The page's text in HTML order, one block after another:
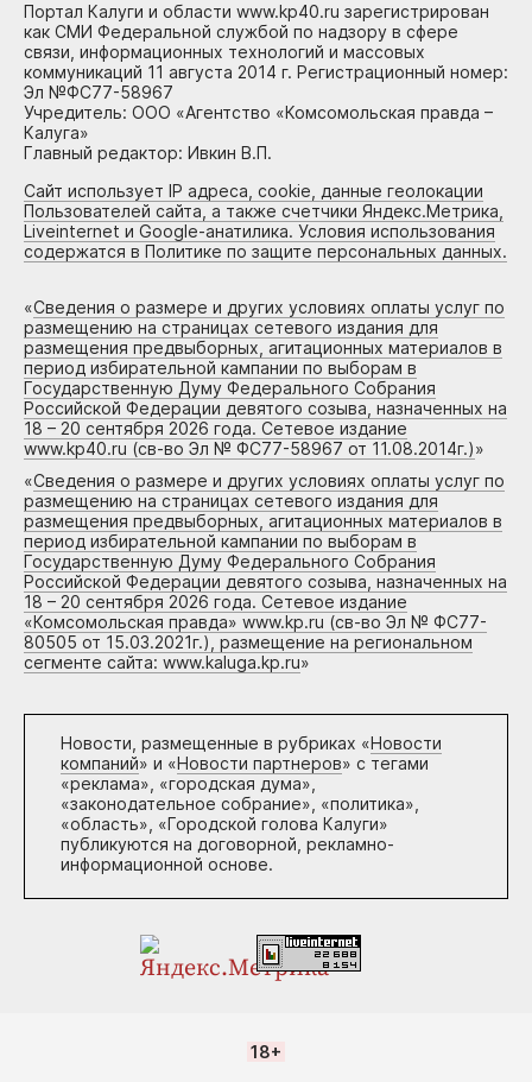
Портал Калуги и области www.kp40.ru зарегистрирован
как СМИ Федеральной службой по надзору в сфере
связи, информационных технологий и массовых
коммуникаций 11 августа 2014 г. Регистрационный номер:
Эл №ФС77-58967
Учредитель: ООО «Агентство «Комсомольская правда –
Калуга»
Главный редактор: Ивкин В.П.
Сайт использует IP адреса, cookie, данные геолокации
Пользователей сайта, а также счетчики Яндекс.Метрика,
Liveinternet и Google-анатилика. Условия использования
содержатся в Политике по защите персональных данных.
«Сведения о размере и других условиях оплаты услуг по
размещению на страницах сетевого издания для
размещения предвыборных, агитационных материалов в
период избирательной кампании по выборам в
Государственную Думу Федерального Собрания
Российской Федерации девятого созыва, назначенных на
18 – 20 сентября 2026 года. Сетевое издание
www.kp40.ru (св-во Эл № ФС77-58967 от 11.08.2014г.)»
«Сведения о размере и других условиях оплаты услуг по
размещению на страницах сетевого издания для
размещения предвыборных, агитационных материалов в
период избирательной кампании по выборам в
Государственную Думу Федерального Собрания
Российской Федерации девятого созыва, назначенных на
18 – 20 сентября 2026 года. Сетевое издание
«Комсомольская правда» www.kp.ru (св-во Эл № ФС77-
80505 от 15.03.2021г.), размещение на региональном
сегменте сайта: www.kaluga.kp.ru»
Новости, размещенные в рубриках «Новости
компаний» и «Новости партнеров» с тегами
«реклама», «городская дума»,
«законодательное собрание», «политика»,
«область», «Городской голова Калуги»
публикуются на договорной, рекламно-
информационной основе.
18+